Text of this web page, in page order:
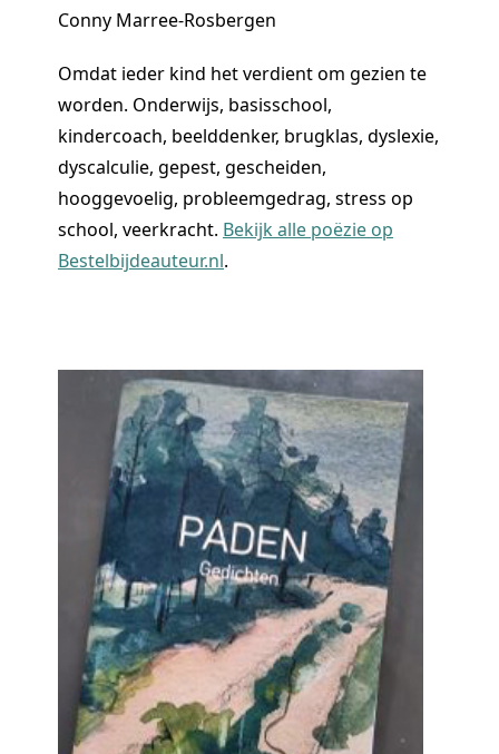
Conny Marree-Rosbergen
Omdat ieder kind het verdient om gezien te
worden. Onderwijs, basisschool,
kindercoach, beelddenker, brugklas, dyslexie,
dyscalculie, gepest, gescheiden,
hooggevoelig, probleemgedrag, stress op
school, veerkracht. Bekijk alle poëzie op
Bestelbijdeauteur.nl.